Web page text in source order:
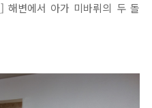
] 해변에서 아가 미바뤼의 두 돌